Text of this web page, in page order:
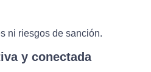
ni riesgos de sanción.
y conectada